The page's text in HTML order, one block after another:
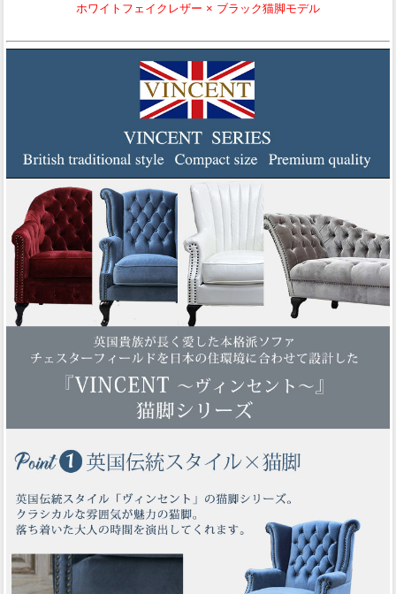
ホワイトフェイクレザー × ブラック猫脚モデル